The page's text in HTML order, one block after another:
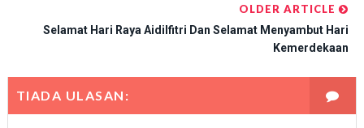
OLDER ARTICLE
Selamat Hari Raya Aidilfitri Dan Selamat Menyambut Hari
Kemerdekaan
TIADA ULASAN: